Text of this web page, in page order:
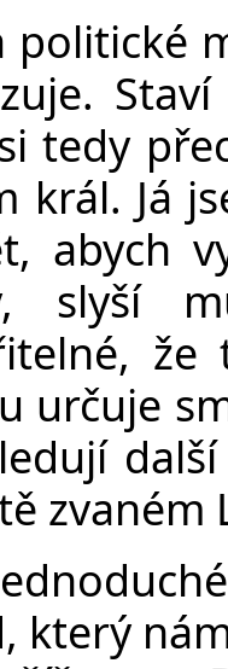
politické
tedy
král. Já
abych
slyší
určuje
zvaném
který